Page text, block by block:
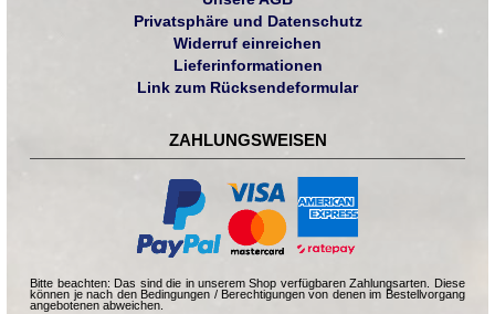
Privatsphäre und Datenschutz
Widerruf einreichen
Lieferinformationen
Link zum Rücksendeformular
ZAHLUNGSWEISEN
Bitte beachten: Das sind die in unserem Shop verfügbaren Zahlungsarten. Diese
können je nach den Bedingungen / Berechtigungen von denen im Bestellvorgang
angebotenen abweichen.